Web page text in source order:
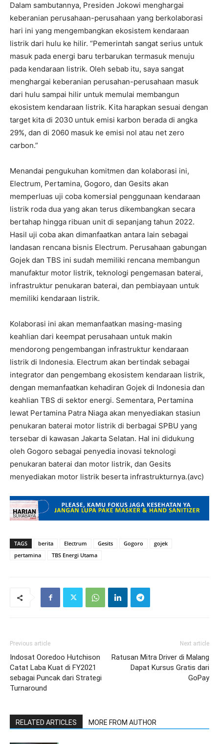
Dalam sambutannya, Presiden Jokowi menghargai
keberanian perusahaan-perusahaan yang berkolaborasi
hari ini yang mengembangkan ekosistem kendaraan
listrik dari hulu ke hilir. “Pemerintah sangat serius untuk
masuk pada energi baru terbarukan termasuk menuju
pada kendaraan listrik. Oleh sebab itu, saya sangat
menghargai keberanian perusahan-perusahaan masuk
dari hulu sampai hilir untuk memulai membangun
ekosistem kendaraan listrik. Kita harapkan sesuai dengan
target kita di 2030 untuk emisi karbon berada di angka
29%, dan di 2060 masuk ke emisi nol atau net zero
carbon.”
Menandai pengukuhan komitmen dan kolaborasi ini,
Electrum, Pertamina, Gogoro, dan Gesits akan
memperluas uji coba komersial penggunaan kendaraan
listrik roda dua yang akan terus dikembangkan secara
bertahap hingga ribuan unit di sepanjang tahun 2022.
Hasil uji coba akan dimanfaatkan antara lain sebagai
landasan rencana bisnis Electrum. Perusahaan gabungan
Gojek dan TBS ini sudah memiliki rencana membangun
manufaktur motor listrik, teknologi pengemasan baterai,
infrastruktur penukaran baterai, dan pembiayaan untuk
memiliki kendaraan listrik.
Kolaborasi ini akan memanfaatkan masing-masing
keahlian dari keempat perusahaan untuk makin
mendorong pengembangan infrastruktur kendaraan
listrik di Indonesia. Electrum akan bertindak sebagai
integrator dan pengembang ekosistem kendaraan listrik,
dengan memanfaatkan kehadiran Gojek di Indonesia dan
keahlian TBS di sektor energi. Sementara, Pertamina
lewat Pertamina Patra Niaga akan menyediakan stasiun
penukaran baterai motor listrik di berbagai SPBU yang
tersebar di kawasan Jakarta Selatan. Hal ini didukung
oleh Gogoro sebagai penyedia inovasi teknologi
penukaran baterai dan motor listrik, dan Gesits
menyediakan motor listrik beserta infrastrukturnya.(avc)
TAGS berita Electrum Gesits Gogoro
gojek
pertamina
TBS Energi Utama
Previous article
Indosat Ooredoo Hutchison
Catat Laba Kuat di FY2021
sebagai Puncak dari Strategi
Turnaround
Next article
Ratusan Mitra Driver di Malang
Dapat Kursus Gratis dari
GoPay
RELATED ARTICLES MORE FROM AUTHOR